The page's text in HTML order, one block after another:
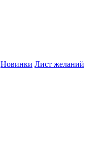
Новинки Лист желаний